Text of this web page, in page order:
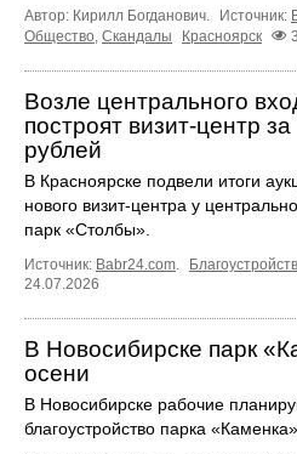
Автор: Кирилл Богданович. Источник:
Общество, Скандалы Красноярск
Возле центрального
построят визит-центр
рублей
В Красноярске подвели итоги
нового визит-центра у
парк «Столбы».
Источник: Babr24.com.
24.07.2026
В Новосибирске парк
осени
В Новосибирске рабочие
благоустройство парка